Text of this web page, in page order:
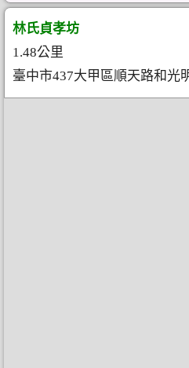
林氏貞孝坊
1.48公里
臺中市437大甲區順天路和光